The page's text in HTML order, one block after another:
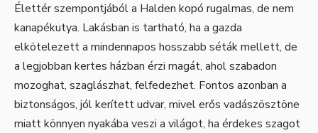
Élettér szempontjából a Halden kopó rugalmas, de nem
kanapékutya. Lakásban is tartható, ha a gazda
elkötelezett a mindennapos hosszabb séták mellett, de
a legjobban kertes házban érzi magát, ahol szabadon
mozoghat, szaglászhat, felfedezhet. Fontos azonban a
biztonságos, jól kerített udvar, mivel erős vadászösztöne
miatt könnyen nyakába veszi a világot, ha érdekes szagot